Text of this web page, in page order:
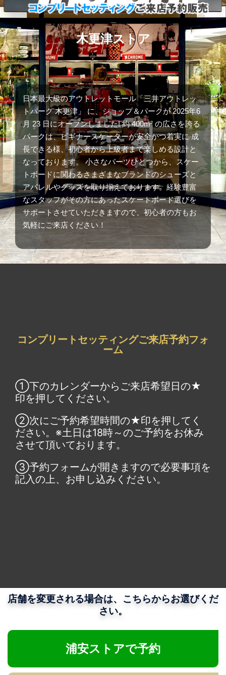
木更津ストア
日本最大級のアウトレットモール「三井アウトレッ
トパーク 木更津」 に、ショップ＆パークが 2025年6
月 23 日にオープンしました! 約 400m² の広さを誇る
パークは、ビギナースケーターが安全かつ着実に 成
長できる様、初心者から上級者まで楽しめる設計と
なっております。 小さなパーツひとつから、スケー
トボードに関わるさまざまなブランドのシューズと
アパレルやグッズを取り揃えております。経験豊富
なスタッフがその方にあったスケートボード選びを
サポートさせていただきますので、初心者の方もお
気軽にご来店ください！
コンプリートセッティングご来店予約フォ
ーム
①下のカレンダーからご来店希望日の★
印を押してください。
②次にご予約希望時間の★印を押してく
ださい。※土日は18時～のご予約をお休み
させて頂いております。
③予約フォームが開きますので必要事項を
記入の上、お申し込みください。
店舗を変更される場合は、こちらからお選びくだ
さい。
浦安ストアで予約